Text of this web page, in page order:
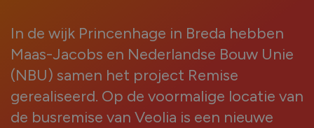
In de wijk Princenhage in Breda hebben
Maas-Jacobs en Nederlandse Bouw Unie
(NBU) samen het project Remise
gerealiseerd. Op de voormalige locatie van
de busremise van Veolia is een nieuwe